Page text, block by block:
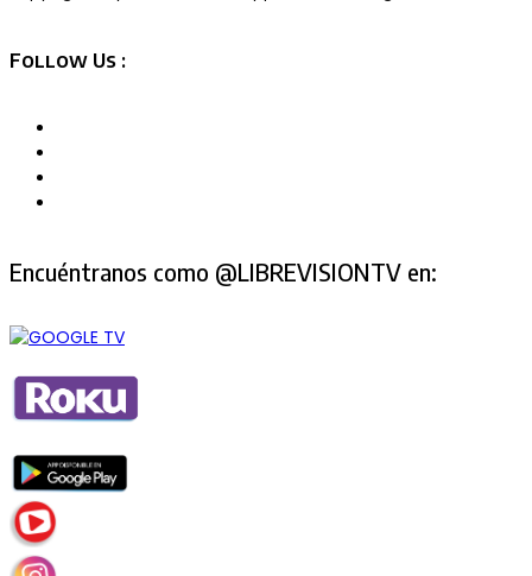
Follow Us :
Encuéntranos como @LIBREVISIONTV en: